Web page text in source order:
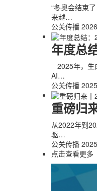
“冬奥会结束
来越…
公关传播
年度总
2025年，生
AI…
公关传播
重磅归
从2022年到
驱…
公关传播
点击查看更多